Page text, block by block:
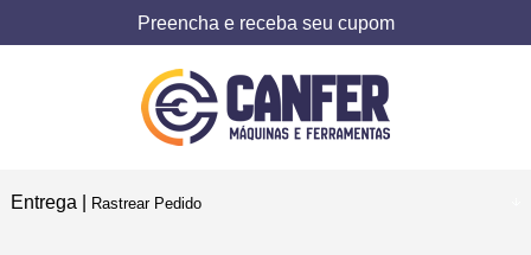
Preencha e receba seu cupom
Entrega | Rastrear Pedido